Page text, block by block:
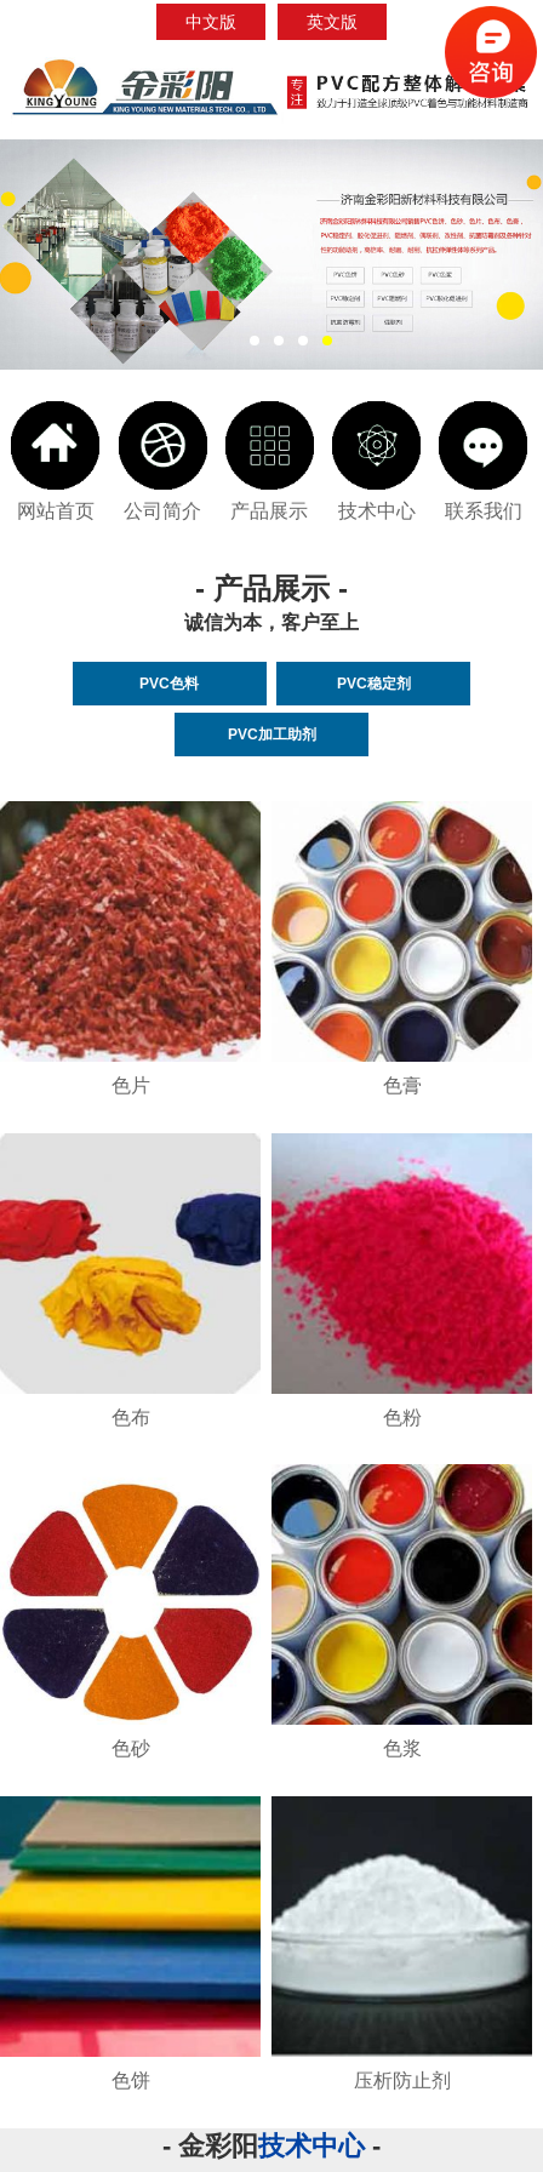
中文版 英文版
2 3 4
网站首页 公司简介 产品展示 技术中心 联系我们
- 产品展示 -
诚信为本，客户至上
PVC色料 PVC稳定剂
PVC加工助剂
色片 色膏
色布 色粉
色砂 色浆
色饼 压析防止剂
- 金彩阳技术中心-